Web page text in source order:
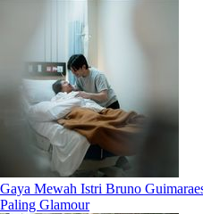
Gaya Mewah Istri Bruno
Paling Glamour